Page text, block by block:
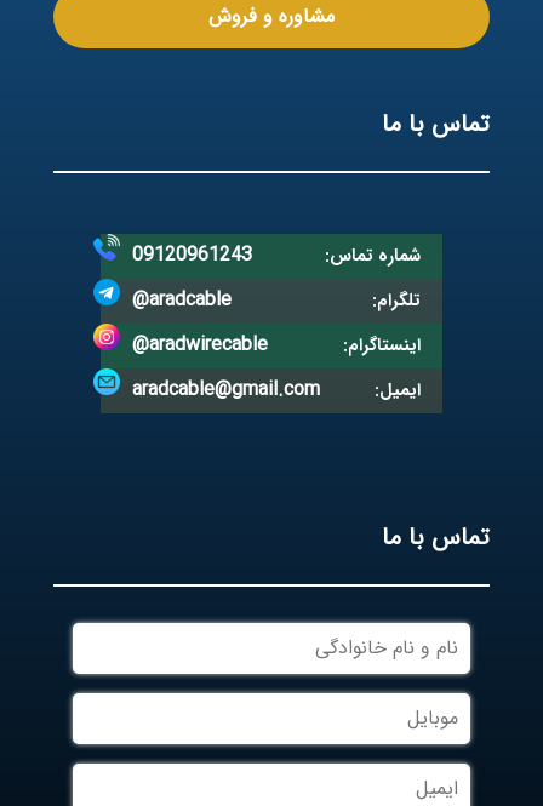
مشاوره و فروش
تماس با ما
شماره تماس: 09120961243
تلگرام: @aradcable
اینستاگرام: @aradwirecable
ایمیل: aradcable@gmail.com
تماس با ما